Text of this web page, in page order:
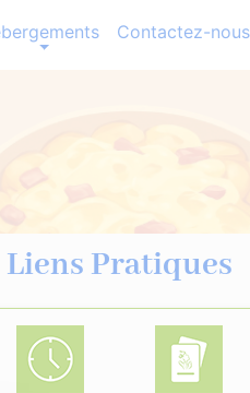
Contactez-nous
Liens Pratiques